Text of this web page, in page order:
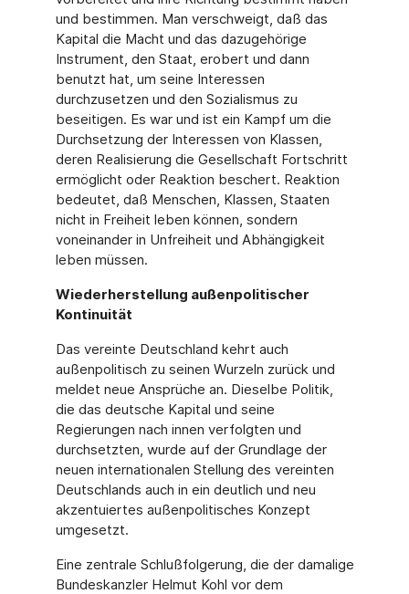
und bestimmen. Man verschweigt, daß das
Kapital die Macht und das dazugehörige
Instrument, den Staat, erobert und dann
benutzt hat, um seine Interessen
durchzusetzen und den Sozialismus zu
beseitigen. Es war und ist ein Kampf um die
Durchsetzung der Interessen von Klassen,
deren Realisierung die Gesellschaft Fortschritt
ermöglicht oder Reaktion beschert. Reaktion
bedeutet, daß Menschen, Klassen, Staaten
nicht in Freiheit leben können, sondern
voneinander in Unfreiheit und Abhängigkeit
leben müssen.
Wiederherstellung außenpolitischer
Kontinuität
Das vereinte Deutschland kehrt auch
außenpolitisch zu seinen Wurzeln zurück und
meldet neue Ansprüche an. Dieselbe Politik,
die das deutsche Kapital und seine
Regierungen nach innen verfolgten und
durchsetzten, wurde auf der Grundlage der
neuen internationalen Stellung des vereinten
Deutschlands auch in ein deutlich und neu
akzentuiertes außenpolitisches Konzept
umgesetzt.
Eine zentrale Schlußfolgerung, die der damalige
Bundeskanzler Helmut Kohl vor dem